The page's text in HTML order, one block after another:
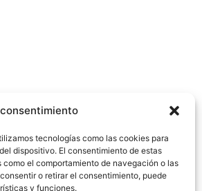
tecnologías como las cookies para
dispositivo. El consentimiento de estas
el comportamiento de navegación o las
o retirar el consentimiento, puede
y funciones.